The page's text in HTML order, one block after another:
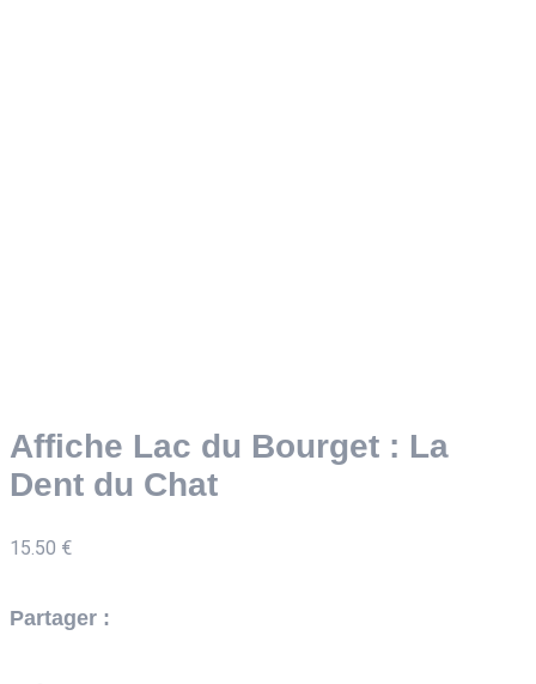
Affiche Lac du Bourget : La
Dent du Chat
15.50 €
Partager :